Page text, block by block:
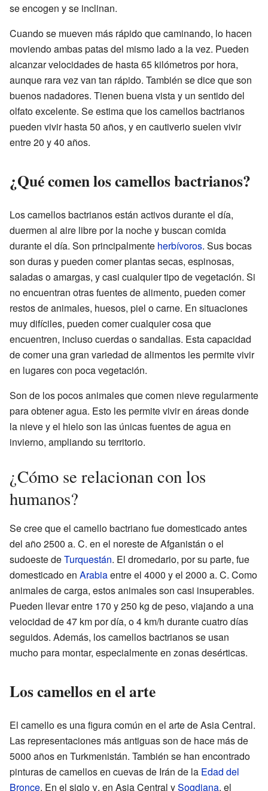
se encogen y se inclinan.
Cuando se mueven más rápido que caminando, lo hacen
moviendo ambas patas del mismo lado a la vez. Pueden
alcanzar velocidades de hasta 65 kilómetros por hora,
aunque rara vez van tan rápido. También se dice que son
buenos nadadores. Tienen buena vista y un sentido del
olfato excelente. Se estima que los camellos bactrianos
pueden vivir hasta 50 años, y en cautiverio suelen vivir
entre 20 y 40 años.
¿Qué comen los camellos bactrianos?
Los camellos bactrianos están activos durante el día,
duermen al aire libre por la noche y buscan comida
durante el día. Son principalmente herbívoros. Sus bocas
son duras y pueden comer plantas secas, espinosas,
saladas o amargas, y casi cualquier tipo de vegetación. Si
no encuentran otras fuentes de alimento, pueden comer
restos de animales, huesos, piel o carne. En situaciones
muy difíciles, pueden comer cualquier cosa que
encuentren, incluso cuerdas o sandalias. Esta capacidad
de comer una gran variedad de alimentos les permite vivir
en lugares con poca vegetación.
Son de los pocos animales que comen nieve regularmente
para obtener agua. Esto les permite vivir en áreas donde
la nieve y el hielo son las únicas fuentes de agua en
invierno, ampliando su territorio.
¿Cómo se relacionan con los
humanos?
Se cree que el camello bactriano fue domesticado antes
del año 2500 a. C. en el noreste de Afganistán o el
sudoeste deTurquestán. El dromedario, por su parte, fue
domesticado en Arabiaentre el 4000 y el 2000 a. C. Como
animales de carga, estos animales son casi insuperables.
Pueden llevar entre 170 y 250 kg de peso, viajando a una
velocidad de 47 km por día, o 4 km/h durante cuatro días
seguidos. Además, los camellos bactrianos se usan
mucho para montar, especialmente en zonas desérticas.
Los camellos en el arte
El camello es una figura común en el arte de Asia Central.
Las representaciones más antiguas son de hace más de
5000 años en Turkmenistán. También se han encontrado
pinturas de camellos en cuevas de Irán de la Edad del
Bronce. En el siglov, en Asia Central ySogdiana, el